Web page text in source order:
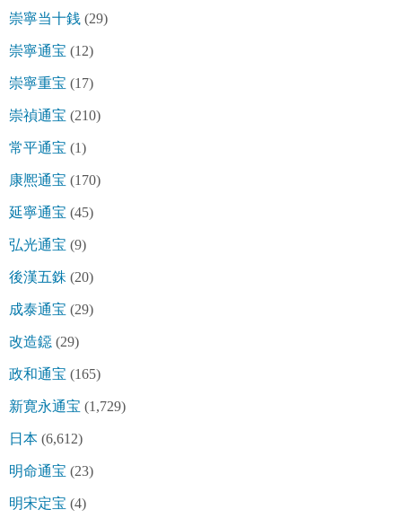
崇寧当十銭 (29)
崇寧通宝 (12)
崇寧重宝 (17)
崇禎通宝 (210)
常平通宝 (1)
康熈通宝 (170)
延寧通宝 (45)
弘光通宝 (9)
後漢五銖 (20)
成泰通宝 (29)
改造鐚 (29)
政和通宝 (165)
新寛永通宝 (1,729)
日本 (6,612)
明命通宝 (23)
明宋定宝 (4)